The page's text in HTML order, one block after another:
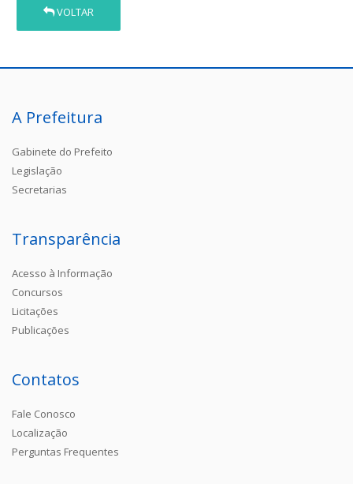
VOLTAR
A Prefeitura
Gabinete do Prefeito
Legislação
Secretarias
Transparência
Acesso à Informação
Concursos
Licitações
Publicações
Contatos
Fale Conosco
Localização
Perguntas Frequentes